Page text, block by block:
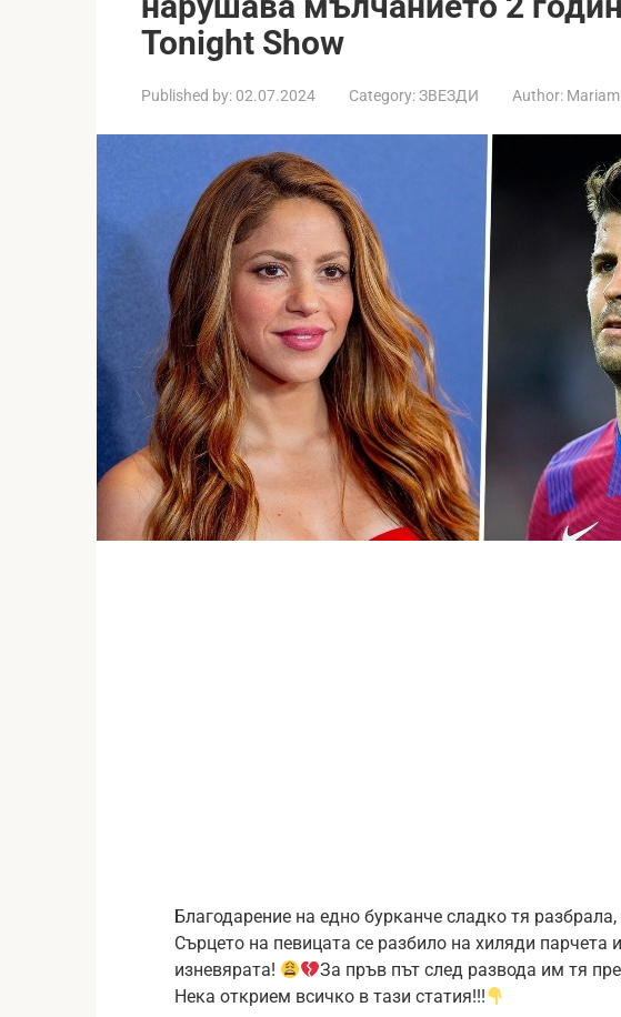
Tonight Show
Published by: 02.07.2024 Category:ЗВЕЗДИ Author: Mariam
Благодарение на едно бурканче сладко тя
Сърцето на певицата се разбило на хиляди парчета
изневярата!
За пръв път след развода им тя
Нека открием всичко в тази статия!!!